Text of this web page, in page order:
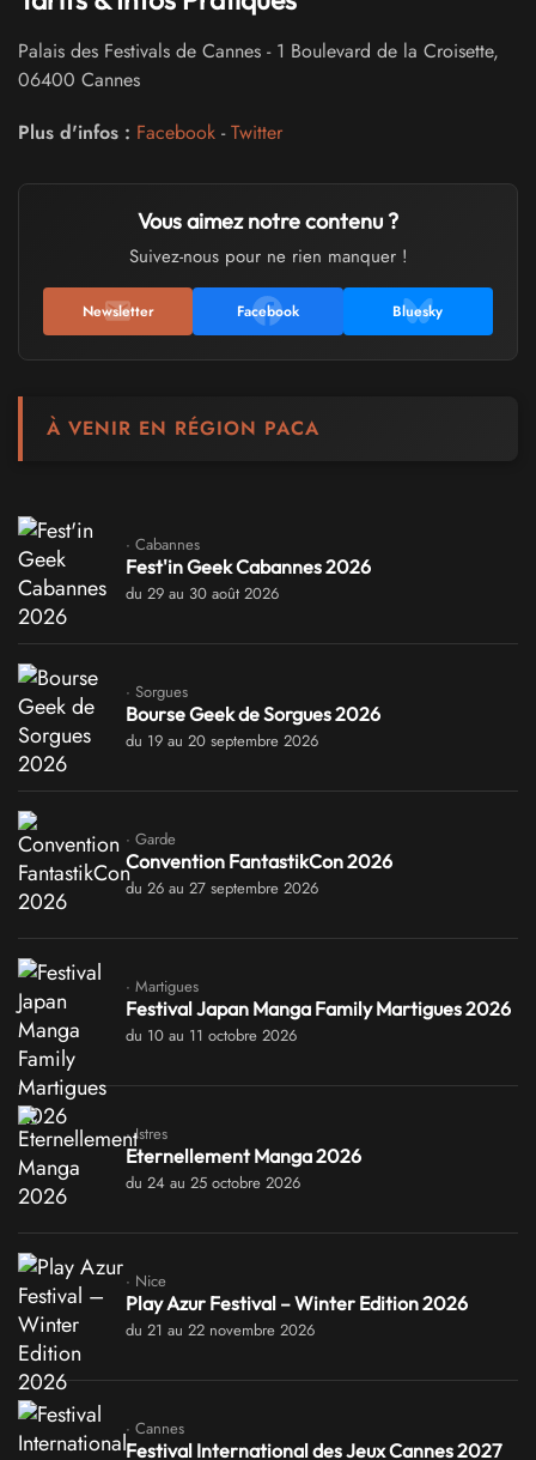
Palais des Festivals de Cannes - 1 Boulevard de la Croisette,
06400 Cannes
Plus d'infos : Facebook -Twitter
Vous aimez notre contenu ?
Suivez-nous pour ne rien manquer !
Newsletter Facebook Bluesky
À VENIR EN RÉGION PACA
· Cabannes
Fest'in Geek Cabannes 2026
du 29 au 30 août 2026
· Sorgues
Bourse Geek de Sorgues 2026
du 19 au 20 septembre 2026
· Garde
Convention FantastikCon 2026
du 26 au 27 septembre 2026
· Martigues
Festival Japan Manga Family Martigues 2026
du 10 au 11 octobre 2026
· Istres
Eternellement Manga 2026
du 24 au 25 octobre 2026
· Nice
Play Azur Festival – Winter Edition 2026
du 21 au 22 novembre 2026
· Cannes
Festival International des Jeux Cannes 2027